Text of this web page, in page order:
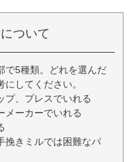
ついて
で5種類。どれを選んだ
してください。
プ、プレスでいれる
メーカーでいれる
挽きミルでは困難なパ